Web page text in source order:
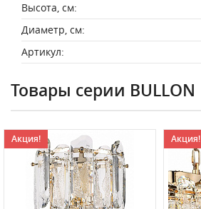
Высота, см:
Диаметр, см:
Артикул:
Товары серии BULLON
Акция! Акция!